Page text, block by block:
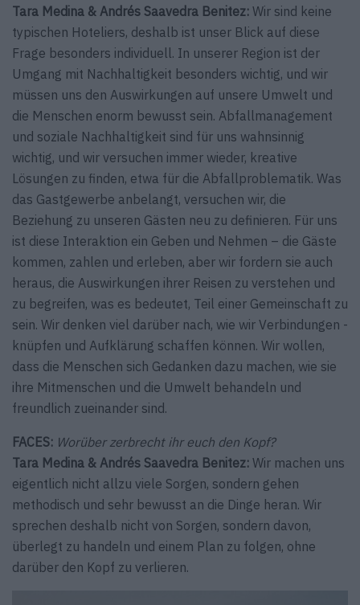
Tara Medina & Andrés Saavedra Benitez: Wir sind keine
typischen Hoteliers, deshalb ist unser Blick auf diese
Frage besonders individuell. In unserer Region ist der
Umgang mit Nachhaltigkeit besonders wichtig, und wir
müssen uns den Auswirkungen auf unsere Umwelt und
die Menschen enorm bewusst sein. Abfallmanagement
und soziale Nachhaltigkeit sind für uns wahnsinnig
wichtig, und wir versuchen immer wieder, kreative
Lösungen zu finden, etwa für die Abfallproblematik. Was
das Gastgewerbe anbelangt, versuchen wir, die
Beziehung zu unseren Gästen neu zu definieren. Für uns
ist diese Interaktion ein Geben und Nehmen – die Gäste
kommen, zahlen und erleben, aber wir fordern sie auch
heraus, die Auswirkungen ihrer Reisen zu verstehen und
zu begreifen, was es bedeutet, Teil einer Gemeinschaft zu
sein. Wir denken viel darüber nach, wie wir Verbindungen ­
knüpfen und Aufklärung schaffen können. Wir wollen,
dass die Menschen sich Gedanken dazu machen, wie sie
ihre Mitmenschen und die Umwelt behandeln und
freundlich zueinander sind.
FACES: Worüber zerbrecht ihr euch den Kopf?
Tara Medina & Andrés Saavedra Benitez: Wir machen uns
eigentlich nicht allzu viele Sorgen, sondern gehen
methodisch und sehr bewusst an die Dinge heran. Wir
sprechen deshalb nicht von Sorgen, sondern davon,
überlegt zu handeln und einem Plan zu folgen, ohne
darüber den Kopf zu verlieren.